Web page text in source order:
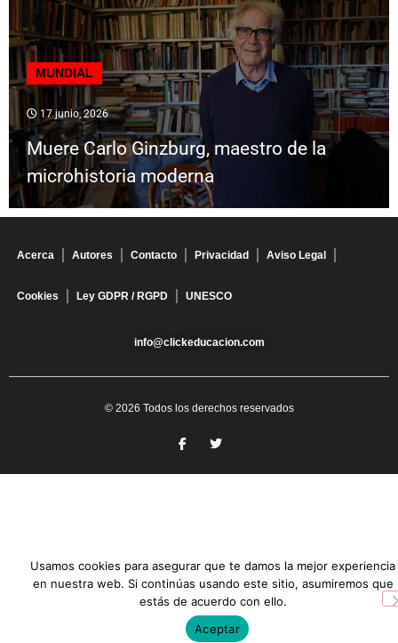
MUNDIAL
17 junio, 2026
Muere Carlo Ginzburg, maestro de la
microhistoria moderna
Acerca Autores Contacto Privacidad Aviso Legal
Cookies Ley GDPR / RGPD UNESCO
info@clickeducacion.com
© 2026 Todos los derechos reservados
Usamos cookies para asegurar que te damos la mejor experiencia
en nuestra web. Si continúas usando este sitio, asumiremos que
estás de acuerdo con ello.
Aceptar